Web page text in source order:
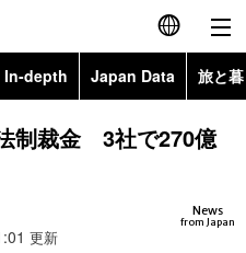
English
简体字
In-depth Japan Data 旅と
Topics
制裁金 3社で270億
News
from Japan
更新